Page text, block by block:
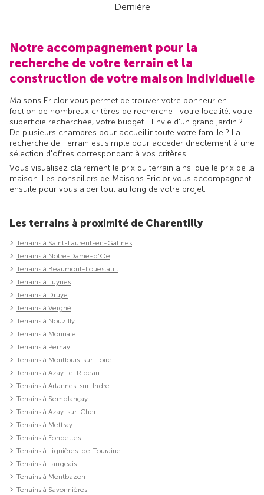
Dernière
Notre accompagnement pour la
recherche de votre terrain et la
construction de votre maison individuelle
Maisons Ericlor vous permet de trouver votre bonheur en
foction de nombreux critères de recherche : votre localité, votre
superficie recherchée, votre budget... Envie d'un grand jardin ?
De plusieurs chambres pour accueillir toute votre famille ? La
recherche de Terrain est simple pour accéder directement à une
sélection d'offres correspondant à vos critères.
Vous visualisez clairement le prix du terrain ainsi que le prix de la
maison. Les conseillers de Maisons Ericlor vous accompagnent
ensuite pour vous aider tout au long de votre projet.
Les terrains à proximité de Charentilly
Terrains à Saint-Laurent-en-Gâtines
Terrains à Notre-Dame-d'Oé
Terrains à Beaumont-Louestault
Terrains à Luynes
Terrains à Druye
Terrains à Veigné
Terrains à Nouzilly
Terrains à Monnaie
Terrains à Pernay
Terrains à Montlouis-sur-Loire
Terrains à Azay-le-Rideau
Terrains à Artannes-sur-Indre
Terrains à Semblançay
Terrains à Azay-sur-Cher
Terrains à Mettray
Terrains à Fondettes
Terrains à Lignières-de-Touraine
Terrains à Langeais
Terrains à Montbazon
Terrains à Savonnières